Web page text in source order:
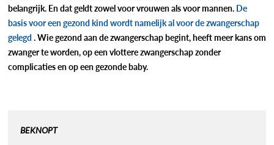
belangrijk. En dat geldt zowel voor vrouwen als voor mannen. De
basis voor een gezond kind wordt namelijk al voor de zwangerschap
gelegd. Wie gezond aan de zwangerschap begint, heeft meer kans om
zwanger te worden, op een vlottere zwangerschap zonder
complicaties en op een gezonde baby.
BEKNOPT